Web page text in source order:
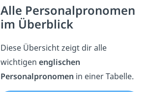
Alle Personalpronomen
im Überblick
Diese Übersicht zeigt dir alle
wichtigen englischen
Personalpronomen in einer Tabelle.